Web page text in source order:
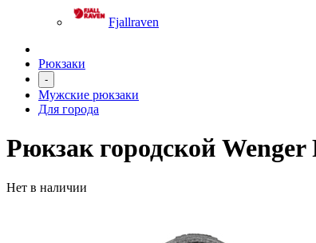
Fjallraven
Рюкзаки
-
Мужские рюкзаки
Для города
Рюкзак городской
Нет в наличии